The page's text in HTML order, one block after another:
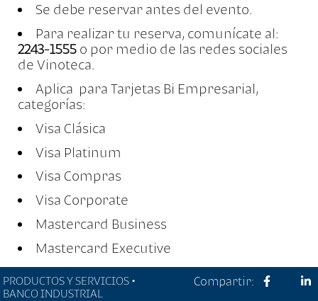
Se debe reservar antes del evento.
Para realizar tu reserva, comunícate al:
2243-1555 o por medio de las redes sociales
de Vinoteca.
Aplica para Tarjetas Bi Empresarial,
categorías:
Visa Clásica
Visa Platinum
Visa Compras
Visa Corporate
Mastercard Business
Mastercard Executive
PRODUCTOS Y SERVICIOS •
BANCO INDUSTRIAL
Compartir: